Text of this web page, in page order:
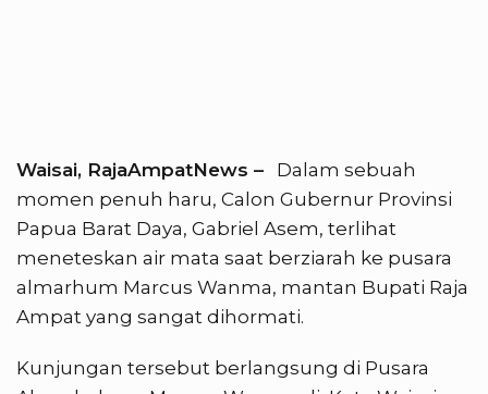
Waisai, RajaAmpatNews – Dalam sebuah
momen penuh haru, Calon Gubernur Provinsi
Papua Barat Daya, Gabriel Asem, terlihat
meneteskan air mata saat berziarah ke pusara
almarhum Marcus Wanma, mantan Bupati Raja
Ampat yang sangat dihormati.
Kunjungan tersebut berlangsung di Pusara